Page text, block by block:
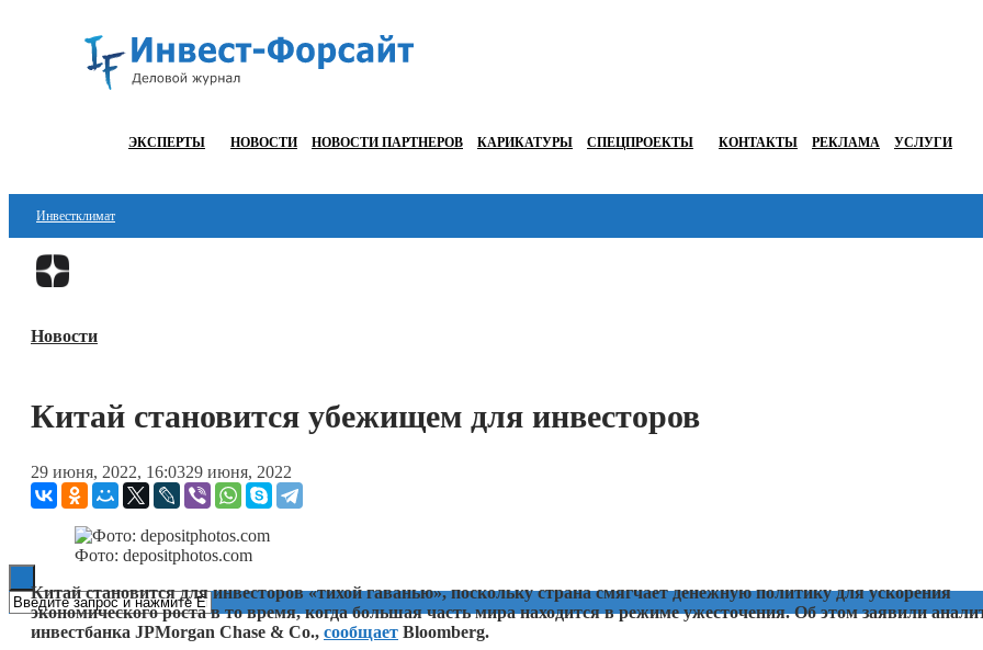
ЭКСПЕРТЫ НОВОСТИ НОВОСТИ ПАРТНЕРОВ КАРИКАТУРЫ СПЕЦПРОЕКТЫ КОНТАКТЫ РЕКЛАМА УСЛУГИ
Инвестклимат
Финансы
Блокчейн
ESG
Новости
Китай становится убежищем для инвесторов
29 июня, 2022, 16:0329 июня, 2022
Фото: depositphotos.com
Китай становится для инвесторов «тихой гаванью», поскольку страна смягчает денежную политику для ускорения
экономического роста в то время, когда большая часть мира находится в режиме ужесточения. Об этом заявили
инвестбанка JPMorgan Chase & Co., сообщает Bloomberg.